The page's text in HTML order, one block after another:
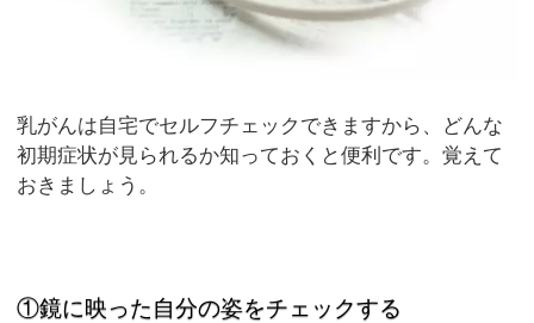
乳がんは自宅でセルフチェックできますから、どんな
初期症状が見られるか知っておくと便利です。覚えて
おきましょう。
①鏡に映った自分の姿をチェックする